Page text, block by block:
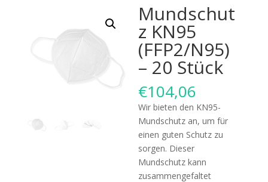
Mundschut
z KN95
(FFP2/N95)
– 20 Stück
€104,06
Wir bieten den KN95-
Mundschutz an, um für
einen guten Schutz zu
sorgen. Dieser
Mundschutz kann
zusammengefaltet